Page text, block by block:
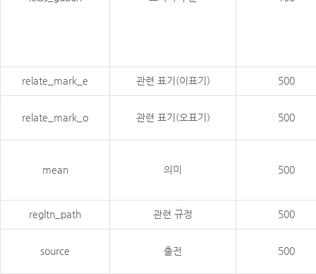
relate_mark_e 관련 표기(이표기) 500
relate_mark_o 관련 표기(오표기) 500
mean 의미 500
regltn_path 관련 규정 500
source 출전 500